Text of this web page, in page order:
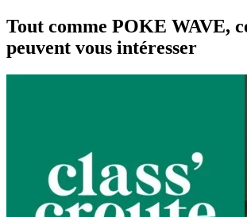
Tout comme POKE WAVE,
peuvent vous intéresser